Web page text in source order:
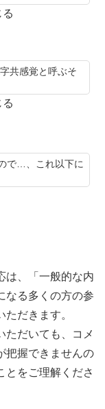
共感覚と呼ぶそ
で…、これ以下に
は、「一般的な内
なる多くの方の参
だきます。
ただいても、コメ
把握できませんの
とをご理解くださ